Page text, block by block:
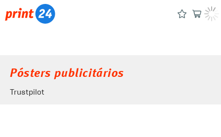
Pósters publicitários
Trustpilot